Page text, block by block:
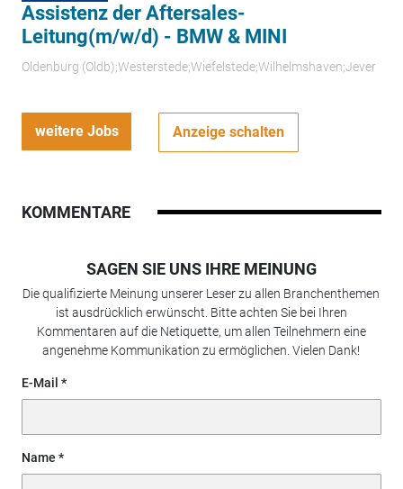
Assistenz der Aftersales-
Leitung(m/w/d) - BMW & MINI
Oldenburg (Oldb);Westerstede;Wiefelstede;Wilhelmshaven;Jever
weitere Jobs Anzeige schalten
KOMMENTARE
SAGEN SIE UNS IHRE MEINUNG
Die qualifizierte Meinung unserer Leser zu allen Branchenthemen
ist ausdrücklich erwünscht. Bitte achten Sie bei Ihren
Kommentaren auf die Netiquette, um allen Teilnehmern eine
angenehme Kommunikation zu ermöglichen. Vielen Dank!
E-Mail
Name